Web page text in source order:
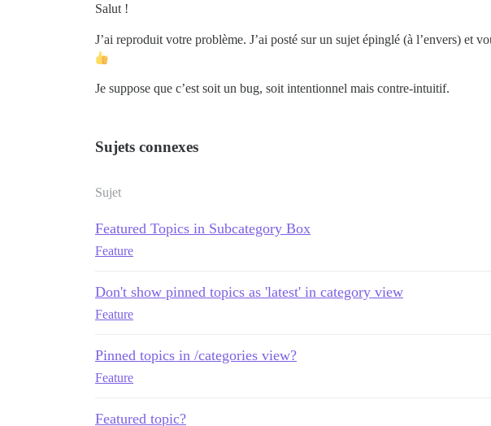
Salut !
J’ai reproduit votre problème. J’ai posté sur un sujet épinglé (à l’envers) et
Je suppose que c’est soit un bug, soit intentionnel mais contre-intuitif.
Sujets connexes
Sujet
Featured Topics in Subcategory Box
Feature
Don't show pinned topics as 'latest' in category view
Feature
Pinned topics in /categories view?
Feature
Featured topic?